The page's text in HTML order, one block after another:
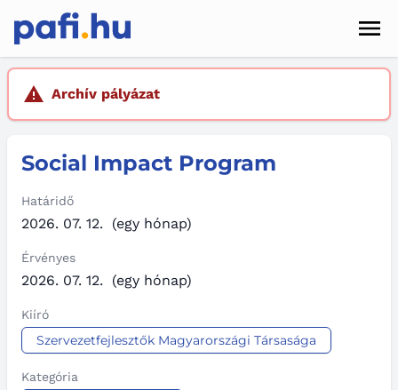
Hírek
Pályázatok
Szolgáltatások
Kapcsolat
Sötét mód
Archív pályázat
Social Impact Program
Határidő
2026. 07. 12. (egy hónap)
Érvényes
2026. 07. 12. (egy hónap)
Kiíró
Szervezetfejlesztők Magyarországi Társasága
Kategória